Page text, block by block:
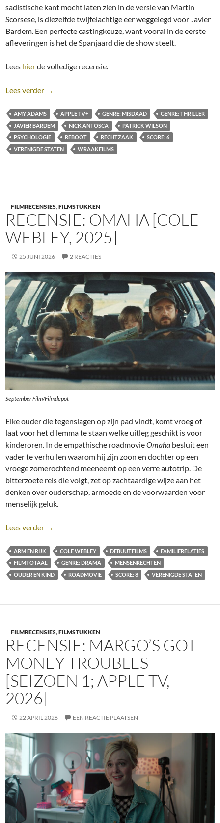
sadistische kant mocht laten zien in de versie van Martin
Scorsese, is diezelfde twijfelachtige eer weggelegd voor Javier
Bardem. Een perfecte castingkeuze, want vooral in de eerste
afleveringen is het de Spanjaard die de show steelt.
Lees hierde volledige recensie.
Lees verder Recensie: Cape Fear [Serie; seizoen 1, Apple TV)
→
AMY ADAMS APPLE TV+ GENRE: MISDAAD
GENRE: THRILLER
JAVIER BARDEM
NICK ANTOSCA
PATRICK WILSON
PSYCHOLOGIE
REBOOT RECHTZAAK
SCORE: 6
VERENIGDE STATEN
WRAAKFILMS
FILMRECENSIES,FILMSTUKKEN
RECENSIE: OMAHA [COLE
WEBLEY, 2025]
25 JUNI 2026 2 REACTIES
September Film/Filmdepot
Elke ouder die tegenslagen op zijn pad vindt, komt vroeg of
laat voor het dilemma te staan welke uitleg geschikt is voor
kinderoren. In de empathische roadmovieOmaha besluit een
vader te verhullen waarom hij zijn zoon en dochter op een
vroege zomerochtend meeneemt op een verre autotrip. De
bitterzoete reis die volgt, zet op zachtaardige wijze aan het
denken over ouderschap, armoede en de voorwaarden voor
menselijk geluk.
Lees verder Recensie: Omaha [Cole Webley, 2025]
→
ARM EN RIJK COLE WEBLEY DEBUUTFILMS
FAMILIERELATIES
FILMTOTAAL
GENRE: DRAMA
MENSENRECHTEN
OUDER EN KIND
ROADMOVIE SCORE: 8 VERENIGDE STATEN
FILMRECENSIES,FILMSTUKKEN
RECENSIE: MARGO’S GOT
MONEY TROUBLES
[SEIZOEN 1; APPLE TV,
2026]
22 APRIL 2026 EEN REACTIE PLAATSEN